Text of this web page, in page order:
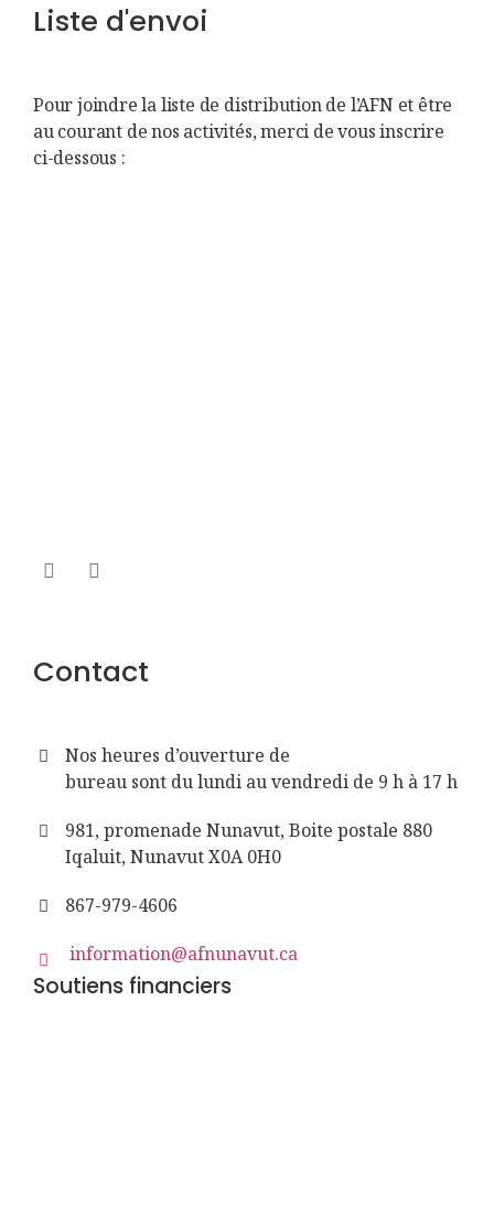
Liste d'envoi
Pour joindre la liste de distribution de l’AFN et être
au courant de nos activités, merci de vous inscrire
ci-dessous :
Contact
Nos heures d’ouverture de
bureau sont du lundi au vendredi de 9 h à 17 h
981, promenade Nunavut, Boite postale 880
Iqaluit, Nunavut X0A 0H0
867-979-4606
information@afnunavut.ca
Soutiens financiers